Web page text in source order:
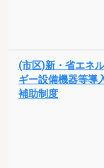
(市区)新・省エネル
ギー設備機器等導
補助制度